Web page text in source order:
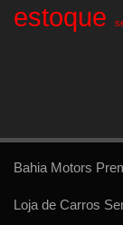
estoque
Bahia Motors
Loja de Carros